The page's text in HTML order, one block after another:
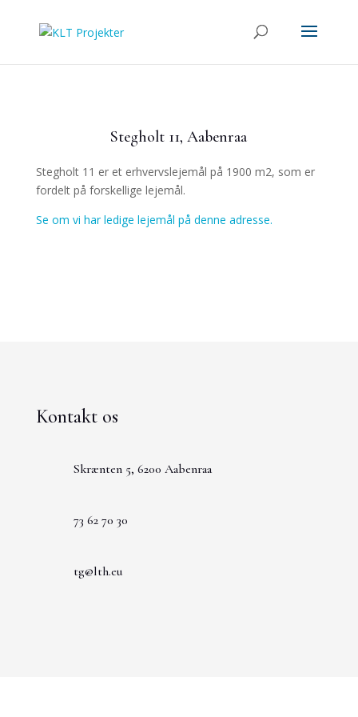
Stegholt 11, Aabenraa
Stegholt 11 er et erhvervslejemål på 1900 m2, som er
fordelt på forskellige lejemål.
Se om vi har ledige lejemål på denne adresse.
Kontakt os
Skrænten 5, 6200 Aabenraa
73 62 70 30
tg@lth.eu